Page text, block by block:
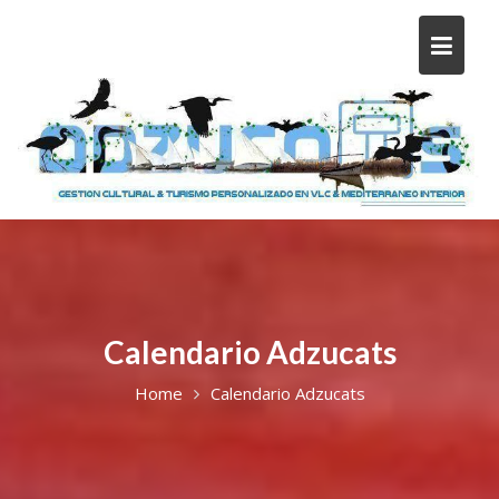
Calendario Adzucats
Home Calendario Adzucats